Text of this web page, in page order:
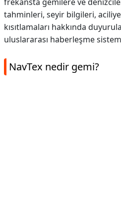
tahminleri, seyir bilgileri,
kısıtlamaları hakkında
uluslararası haberleşme
NavTex nedir gemi?